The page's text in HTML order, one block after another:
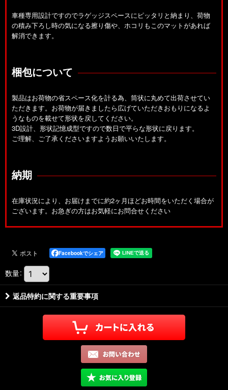
車種専用設計ですのでラゲッジスペースにピッタリと納まり、荷物
の積み下ろし時の気になる擦り傷や、ホコリもこのマットがあれば
解消できます。
梱包について
製品はお荷物の省スペース化を計る為、筒状に丸めて出荷させてい
ただきます。お荷物が届きましたら広げていただきおもりになるよ
うなものを載せて形状を戻してください。
3D設計、形状記憶成型ですので数日で平らな形状に戻ります。
ご理解、ご了承くださいますようお願いいたします。
納期
在庫状況により、お届けまでに約2ヶ月ほどお時間をいただく場合が
ございます。お急ぎの方はお気軽にお問合せください
Facebookでシェア
数量:
返品特約に関する重要事項